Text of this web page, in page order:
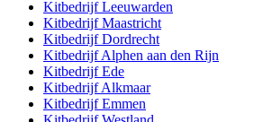
KitbedrijfLeeuwarden
KitbedrijfMaastricht
KitbedrijfDordrecht
KitbedrijfAlphen aan den Rijn
KitbedrijfEde
KitbedrijfAlkmaar
KitbedrijfEmmen